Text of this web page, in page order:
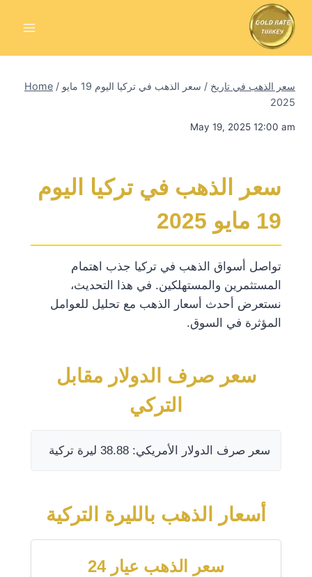
Home / سعر الذهب في تاريخ /
سعر الذهب في تركيا اليوم 19 مايو
2025
May 19, 2025 12:00 am
سعر الذهب في تركيا اليوم
19 مايو 2025
تواصل أسواق الذهب في تركيا جذب اهتمام
المستثمرين والمستهلكين. في هذا التحديث،
نستعرض أحدث أسعار الذهب مع تحليل للعوامل
المؤثرة في السوق.
سعر صرف الدولار مقابل
التركي
سعر صرف الدولار الأمريكي: 38.88 ليرة تركية
أسعار الذهب بالليرة التركية
سعر الذهب عيار 24